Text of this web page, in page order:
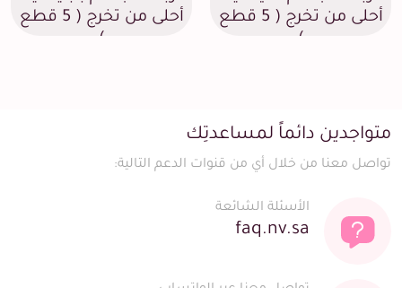
أحلى من تخرج ( 5 قطع
أحلى من تخرج ( 5 قطع
متواجدين دائماً لمساعدتِك
تواصل معنا من خلال أي من قنوات الدعم التالية:
الأسئلة الشائعة
faq.nv.sa